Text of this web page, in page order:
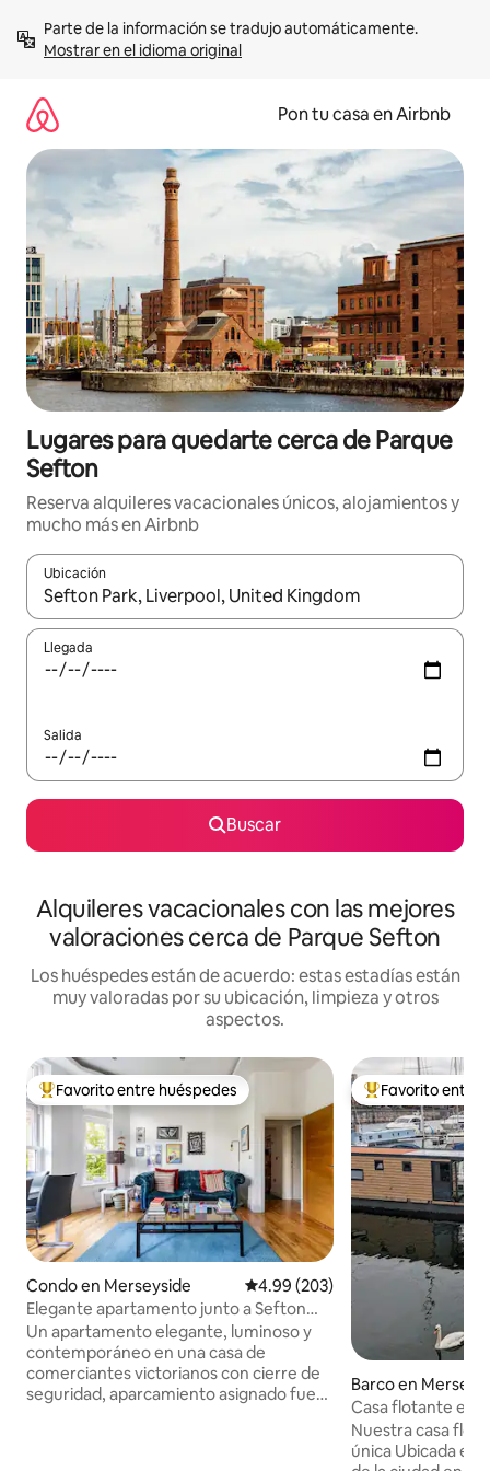
contenidoMostrar en el idioma original
Pon tu casa en Airbnb
Lugares para quedarte cerca de Parque
Sefton
Reserva alquileres vacacionales únicos, alojamientos y
mucho más en Airbnb
Ubicación
Cuando los resultados estén disponibles, navega con las
Llegada
Salida
Buscar
Alquileres vacacionales con las mejores
valoraciones cerca de Parque Sefton
Los huéspedes están de acuerdo: estas estadías están
muy valoradas por su ubicación, limpieza y otros
aspectos.
Favorito entre huéspedes preferido
Favorito entre huéspedes
Condo en Merseyside Calificación promedio: 4.99 de
4.99 (203)
Elegante apartamento junto a Sefton
Park con aparcamiento
Un apartamento elegante, luminoso y
contemporáneo en una casa de
comerciantes victorianos con cierre de
seguridad, aparcamiento asignado fuera
Favorito entre
Favorito entre
Barco en
Casa flotante en
Nuestra casa
única Ubicada en